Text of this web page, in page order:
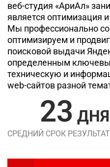
веб-студия «АриАл»
является оптимизация
Мы профессионально
оптимизируем и
поисковой выдачи
определенным
техническую и
web-сайтов разной
23 ДНЯ
СРЕДНИЙ СРОК